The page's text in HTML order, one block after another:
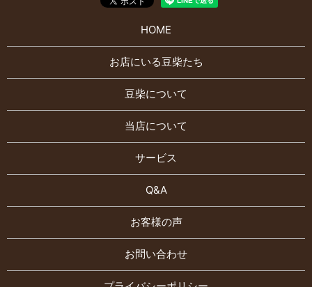
HOME
お店にいる豆柴たち
豆柴について
当店について
サービス
Q&A
お客様の声
お問い合わせ